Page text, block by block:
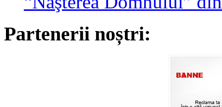
Partenerii noștri: